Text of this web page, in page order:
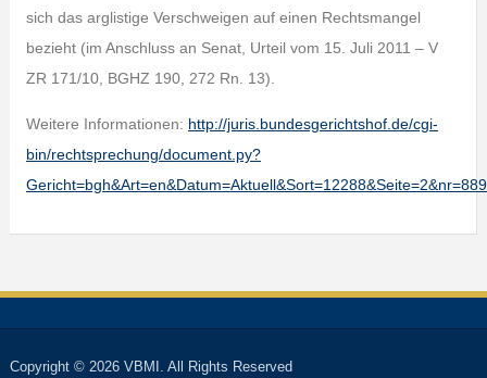
sich das arglistige Verschweigen auf einen Rechtsmangel
bezieht (im Anschluss an Senat, Urteil vom 15. Juli 2011 – V
ZR 171/10, BGHZ 190, 272 Rn. 13).
Weitere Informationen: http://juris.bundesgerichtshof.de/cgi-
bin/rechtsprechung/document.py?
Copyright © 2026 VBMI. All Rights Reserved